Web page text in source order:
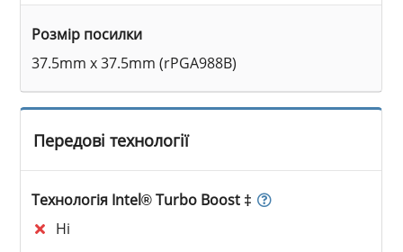
Розмір посилки
37.5mm x 37.5mm (rPGA988B)
Передові технології
Технологія Intel® Turbo Boost ‡
Ні